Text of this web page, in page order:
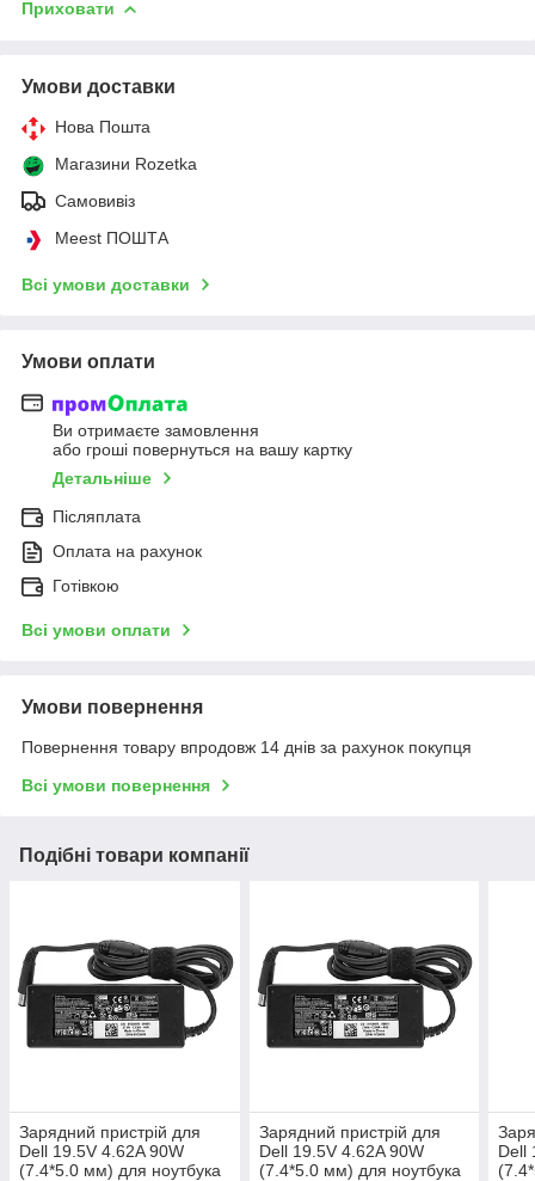
Приховати
Умови доставки
Нова Пошта
Магазини Rozetka
Самовивіз
Meest ПОШТА
Всі умови доставки
Умови оплати
Ви отримаєте замовлення
або гроші повернуться на вашу картку
Детальніше
Післяплата
Оплата на рахунок
Готівкою
Всі умови оплати
Умови повернення
Повернення товару впродовж 14 днів за рахунок покупця
Всі умови повернення
Подібні товари компанії
Зарядний пристрій для
Dell 19.5V 4.62A 90W
(7.4*5.0 мм) для ноутбука
Зарядний пристрій для
Dell 19.5V 4.62A 90W
(7.4*5.0 мм) для ноутбука
Dell